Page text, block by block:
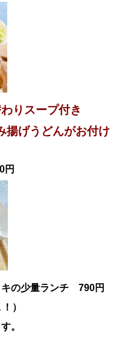
りスープ付き
揚げうどんがお付け
キの少量ランチ 790円
）
。